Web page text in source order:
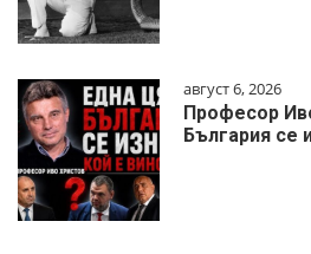
август 6, 2026
Професор
България се